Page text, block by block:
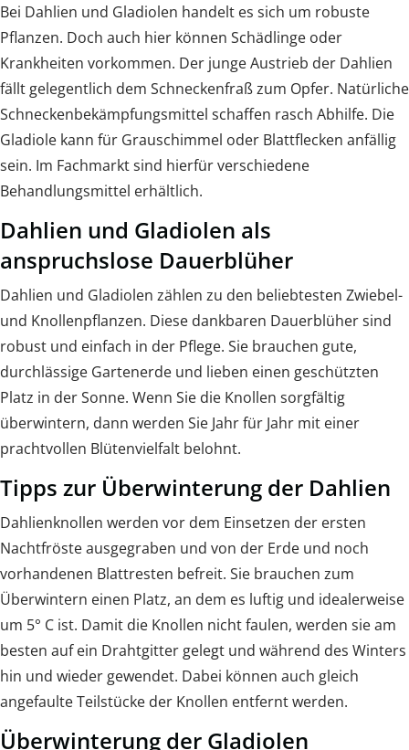
Bei Dahlien und Gladiolen handelt es sich um robuste
Pflanzen. Doch auch hier können Schädlinge oder
Krankheiten vorkommen. Der junge Austrieb der Dahlien
fällt gelegentlich dem Schneckenfraß zum Opfer. Natürliche
Schneckenbekämpfungsmittel schaffen rasch Abhilfe. Die
Gladiole kann für Grauschimmel oder Blattflecken anfällig
sein. Im Fachmarkt sind hierfür verschiedene
Behandlungsmittel erhältlich.
Dahlien und Gladiolen als
anspruchslose Dauerblüher
Dahlien und Gladiolen zählen zu den beliebtesten Zwiebel-
und Knollenpflanzen. Diese dankbaren Dauerblüher sind
robust und einfach in der Pflege. Sie brauchen gute,
durchlässige Gartenerde und lieben einen geschützten
Platz in der Sonne. Wenn Sie die Knollen sorgfältig
überwintern, dann werden Sie Jahr für Jahr mit einer
prachtvollen Blütenvielfalt belohnt.
Tipps zur Überwinterung der Dahlien
Dahlienknollen werden vor dem Einsetzen der ersten
Nachtfröste ausgegraben und von der Erde und noch
vorhandenen Blattresten befreit. Sie brauchen zum
Überwintern einen Platz, an dem es luftig und idealerweise
um 5° C ist. Damit die Knollen nicht faulen, werden sie am
besten auf ein Drahtgitter gelegt und während des Winters
hin und wieder gewendet. Dabei können auch gleich
angefaulte Teilstücke der Knollen entfernt werden.
Überwinterung der Gladiolen